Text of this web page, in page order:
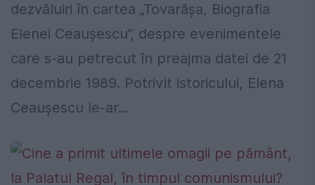
dezvăluiri în cartea „Tovarășa, Biografia
Elenei Ceaușescu”, despre evenimentele
care s-au petrecut în preajma datei de 21
decembrie 1989. Potrivit istoricului, Elena
Ceaușescu le-ar...